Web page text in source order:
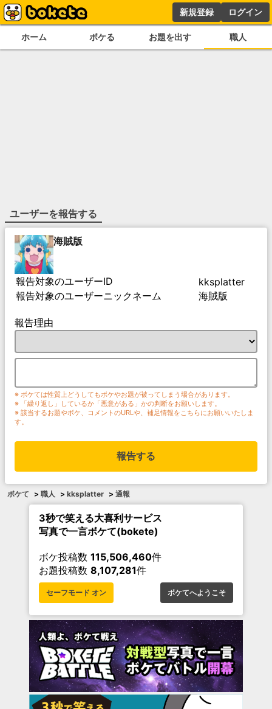
新規登録 ログイン
ホーム ボケる お題を出す 職人
ユーザーを報告する
海賊版
報告対象のユーザーID
kksplatter
報告対象のユーザーニックネーム
海賊版
報告理由
※ ボケては性質上どうしてもボケやお題が被ってしまう場合があります。
※ 「繰り返し」しているか「悪意がある」かの判断をお願いします。
※ 該当するお題やボケ、コメントのURLや、補足情報をこちらにお願いいたしま
す。
報告する
ボケて > 職人 > kksplatter > 通報
3秒で笑える大喜利サービス
写真で一言ボケて(bokete)
ボケ投稿数 115,506,460件
お題投稿数 8,107,281件
セーフモード オン ボケてへようこそ